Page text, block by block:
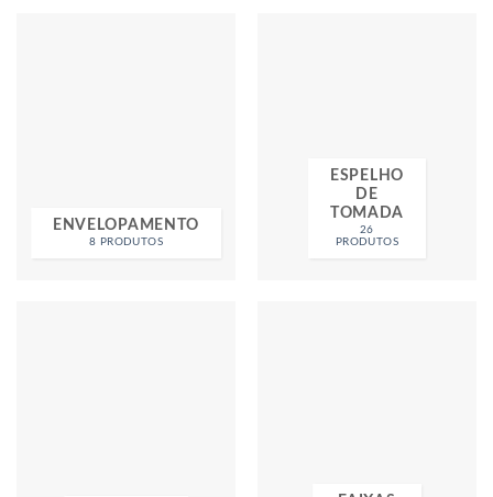
ENVELOPAMENTO
8 PRODUTOS
ESPELHO
DE
TOMADA
26
PRODUTOS